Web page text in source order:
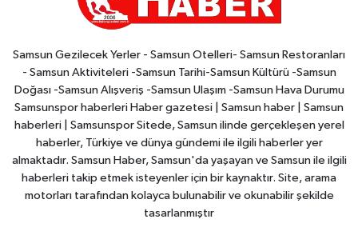
Samsun Gezilecek Yerler - Samsun Otelleri- Samsun Restoranları
- Samsun Aktiviteleri -Samsun Tarihi-Samsun Kültürü -Samsun
Doğası -Samsun Alışveriş -Samsun Ulaşım -Samsun Hava Durumu
Samsunspor haberleri Haber gazetesi | Samsun haber | Samsun
haberleri | Samsunspor Sitede, Samsun ilinde gerçekleşen yerel
haberler, Türkiye ve dünya gündemi ile ilgili haberler yer
almaktadır. Samsun Haber, Samsun'da yaşayan ve Samsun ile ilgili
haberleri takip etmek isteyenler için bir kaynaktır. Site, arama
motorları tarafından kolayca bulunabilir ve okunabilir şekilde
tasarlanmıştır